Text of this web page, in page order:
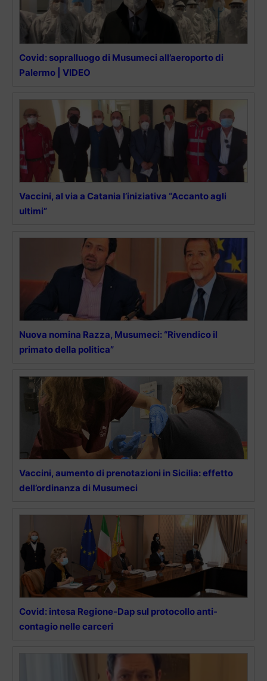
Covid: sopralluogo di Musumeci all’aeroporto di
Palermo | VIDEO
Vaccini, al via a Catania l’iniziativa “Accanto agli
ultimi”
Nuova nomina Razza, Musumeci: “Rivendico il
primato della politica”
Vaccini, aumento di prenotazioni in Sicilia: effetto
dell’ordinanza di Musumeci
Covid: intesa Regione-Dap sul protocollo anti-
contagio nelle carceri